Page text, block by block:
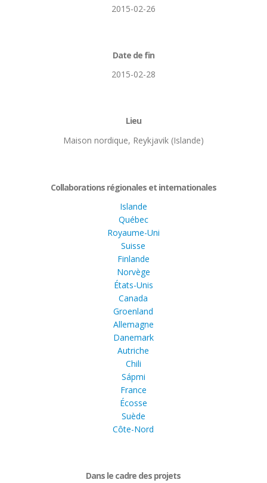
2015-02-26
Date de fin
2015-02-28
Lieu
Maison nordique, Reykjavik (Islande)
Collaborations régionales et internationales
Islande
Québec
Royaume-Uni
Suisse
Finlande
Norvège
États-Unis
Canada
Groenland
Allemagne
Danemark
Autriche
Chili
Sápmi
France
Écosse
Suède
Côte-Nord
Dans le cadre des projets